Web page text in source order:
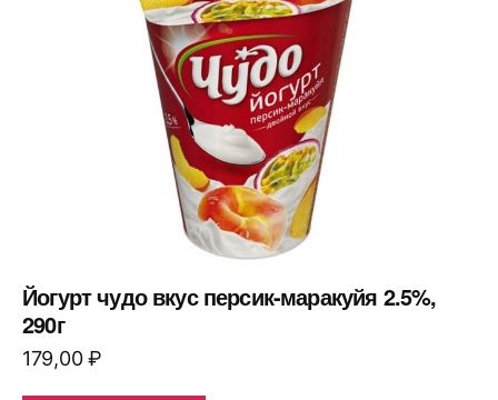
Йогурт чудо вкус персик-маракуйя 2.5%,
290г
179,00₽